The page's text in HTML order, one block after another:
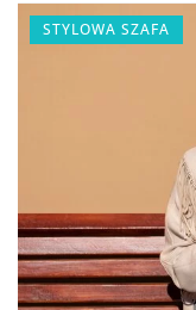
STYLOWA SZAFA